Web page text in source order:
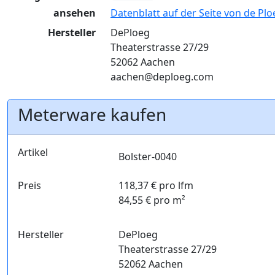
ansehen
Datenblatt auf der Seite von de
Hersteller
DePloeg
Theaterstrasse 27/29
52062 Aachen
aachen@deploeg.com
Meterware kaufen
Artikel Bolster-0040
Preis
118,37 € pro lfm
84,55 € pro m²
Hersteller
DePloeg
Theaterstrasse 27/29
52062 Aachen